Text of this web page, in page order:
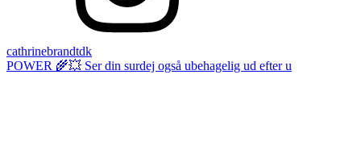
cathrinebrandtdk
POWER 🌾💥 Ser din surdej også ubehagelig ud efter u